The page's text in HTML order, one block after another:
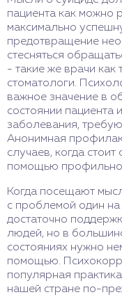
пациента как можно
максимально
предотвращение
стесняться
- такие же врачи как
стоматологи.
важное значение в
состоянии пациента
заболевания,
Анонимная
случаев, когда
помощью
Когда посещают
с проблемой один на
достаточно
людей, но в
состояниях нужно
помощью.
популярная
нашей стране по-